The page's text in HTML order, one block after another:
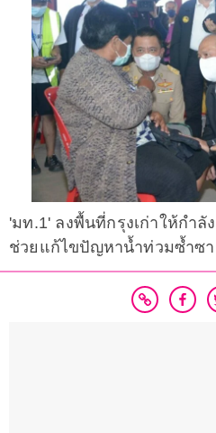
'มท.1' ลงพื้นที่กรุงเก่าให้กำ
ช่วยแก้ไขปัญหาน้ำท่วมซ้ำซา